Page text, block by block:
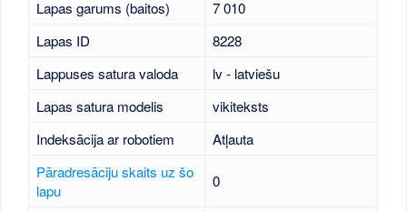
Lapas garums (baitos)
7 010
Lapas ID
8228
Lappuses satura valoda
lv - latviešu
Lapas satura modelis
vikiteksts
Indeksācija ar robotiem
Atļauta
Pāradresāciju skaits uz šo
lapu
0